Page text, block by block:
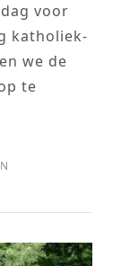
voor
katholiek-
we de
te